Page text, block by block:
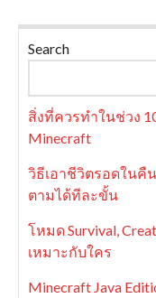
Search
สิ่งที่ควรทำในช่วง
Minecraft
วิธีเอาชีวิตรอดในคื
ตามได้ทีละขั้น
โหมด Survival,
เหมาะกับใคร
Minecraft Java